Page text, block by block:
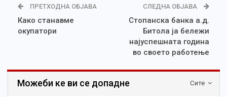
ПРЕТХОДНА ОБЈАВА
Како станавме
окупатори
СЛЕДНА ОБЈАВА
Стопанска банка а.д.
Битола ја бележи
најуспешната година
во своето работење
Сите
Можеби ке ви се допадне